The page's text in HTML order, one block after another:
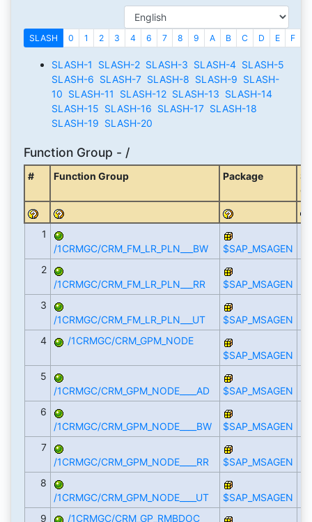
SLASH 0 1 2 3 4 6 7 8 9 A B C D E F
SLASH-1 SLASH-2 SLASH-3 SLASH-4 SLASH-5
SLASH-6 SLASH-7 SLASH-8 SLASH-9 SLASH-
10 SLASH-11 SLASH-12 SLASH-13 SLASH-14
SLASH-15 SLASH-16 SLASH-17 SLASH-18
SLASH-19 SLASH-20
Function Group - /
# Function Group Package
1
/1CRMGC/CRM_FM_LR_PLN___BW
$SAP_MSAGEN
2
/1CRMGC/CRM_FM_LR_PLN___RR
$SAP_MSAGEN
3
/1CRMGC/CRM_FM_LR_PLN___UT
$SAP_MSAGEN
4
/1CRMGC/CRM_GPM_NODE
$SAP_MSAGEN
5
/1CRMGC/CRM_GPM_NODE____AD
$SAP_MSAGEN
6
/1CRMGC/CRM_GPM_NODE____BW
$SAP_MSAGEN
7
/1CRMGC/CRM_GPM_NODE____RR
$SAP_MSAGEN
8
/1CRMGC/CRM_GPM_NODE____UT
$SAP_MSAGEN
9
/1CRMGC/CRM_GP_RMBDOC